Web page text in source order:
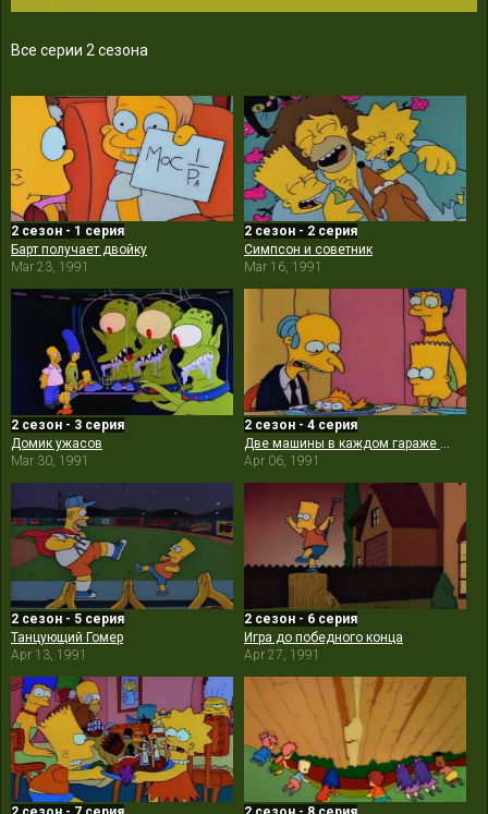
Все серии 2 сезона
2 сезон - 1 серия
Барт получает двойку
Mar 23, 1991
2 сезон - 2 серия
Симпсон и советник
Mar 16, 1991
2 сезон - 3 серия
Домик ужасов
Mar 30, 1991
2 сезон - 4 серия
Две машины в каждом гараже и три глаза у каждой рыбы
Apr 06, 1991
2 сезон - 5 серия
Танцующий Гомер
Apr 13, 1991
2 сезон - 6 серия
Игра до победного конца
Apr 27, 1991